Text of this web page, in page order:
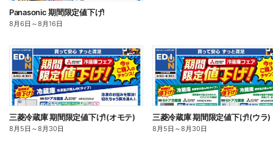
Panasonic 期間限定値下げ!
8月6日 ～8月16日
三菱冷蔵庫 期間限定値下げ!(オモテ)
8月5日 ～8月30日
三菱冷蔵庫 期間限定値下げ!(ウラ)
8月5日 ～8月30日